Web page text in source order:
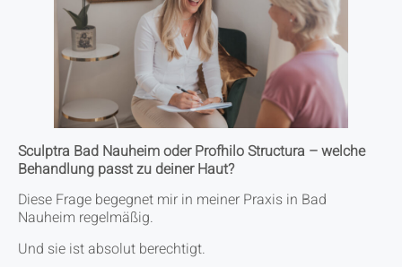
Sculptra Bad Nauheim oder Profhilo Structura – welche
Behandlung passt zu deiner Haut?
Diese Frage begegnet mir in meiner Praxis in Bad
Nauheim regelmäßig.
Und sie ist absolut berechtigt.